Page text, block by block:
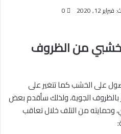
12, 2020
0
من الظروف
على الخشب كما تتغير على
بالظروف الجوية، ولذلك سأقدم بعض
وحمايته من التلف خلال تعاقب